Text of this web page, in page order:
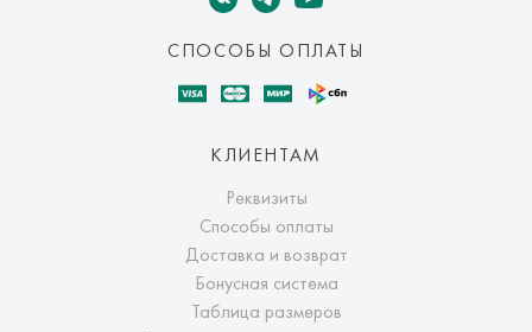
СПОСОБЫ ОПЛАТЫ
КЛИЕНТАМ
Реквизиты
Способы оплаты
Доставка и возврат
Бонусная система
Таблица размеров